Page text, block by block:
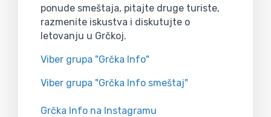
ponude smeštaja, pitajte druge turiste,
razmenite iskustva i diskutujte o
letovanju u Grčkoj.
Viber grupa "Grčka Info"
Viber grupa "Grčka Info smeštaj"
Grčka Info na Instagramu